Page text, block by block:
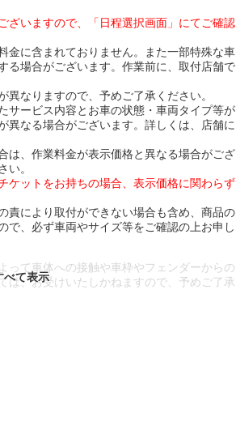
ざいますので、「日程選択画面」にてご確認
金に含まれておりません。また一部特殊な車
る場合がございます。作業前に、取付店舗で
なりますので、予めご了承ください。
サービス内容とお車の状態・車両タイプ等が
異なる場合がございます。詳しくは、店舗に
は、作業料金が表示価格と異なる場合がござ
い。
ケットをお持ちの場合、表示価格に関わらず
責により取付ができない場合も含め、商品の
で、必ず車両やサイズ等をご確認の上お申し
て車体への接触や車枠やフェンダーからの
は、お受けいたしかねますので、予めご了承